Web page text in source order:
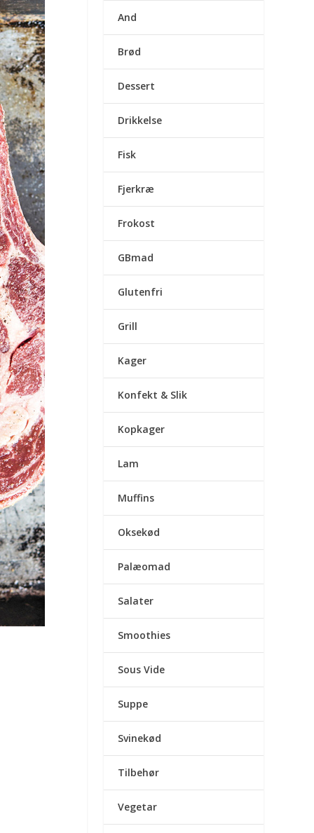
And
Brød
Dessert
Drikkelse
Fisk
Fjerkræ
Frokost
GBmad
Glutenfri
Grill
Kager
Konfekt & Slik
Kopkager
Lam
Muffins
Oksekød
Palæomad
Salater
Smoothies
Sous Vide
Suppe
Svinekød
Tilbehør
Vegetar